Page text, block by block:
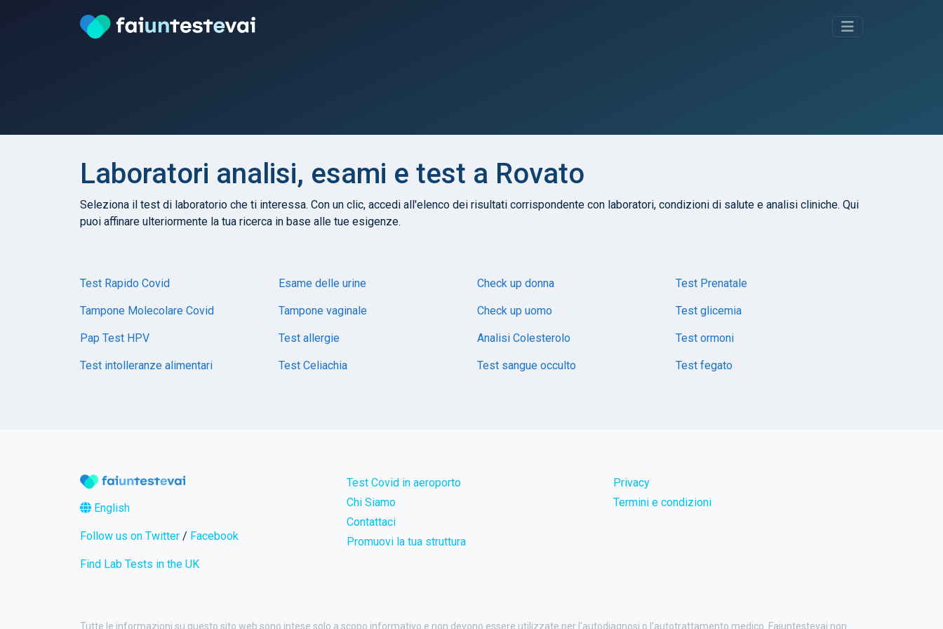
Laboratori analisi, esami e test a Rovato
Seleziona il test di laboratorio che ti interessa. Con un clic, accedi all'elenco dei risultati corrispondente con laboratori, condizioni di salute e analisi cliniche. Qui
puoi affinare ulteriormente la tua ricerca in base alle tue esigenze.
Test Rapido Covid
Tampone Molecolare Covid
Pap Test HPV
Test intolleranze alimentari
Esame delle urine
Tampone vaginale
Test allergie
Test Celiachia
Check up donna
Check up uomo
Analisi Colesterolo
Test sangue occulto
Test Prenatale
Test glicemia
Test ormoni
Test fegato
English
Follow us on Twitter / Facebook
Find Lab Tests in the UK
Test Covid in aeroporto
Chi Siamo
Contattaci
Promuovi la tua struttura
Privacy
Termini e condizioni
Tutte le informazioni su questo sito web sono intese solo a scopo informativo e non devono essere utilizzate per l'autodiagnosi o l'autotrattamento medico. Faiuntestevai non